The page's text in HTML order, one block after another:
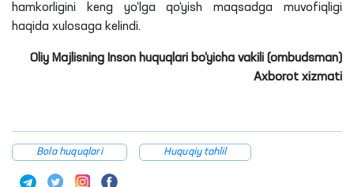
hamkorligini keng yo‘lga qo‘yish maqsadga muvofiqligi
haqida xulosaga kelindi.
Oliy Majlisning Inson huquqlari bo‘yicha vakili (ombudsman)
Axborot xizmati
Bola huquqlari Huquqiy tahlil